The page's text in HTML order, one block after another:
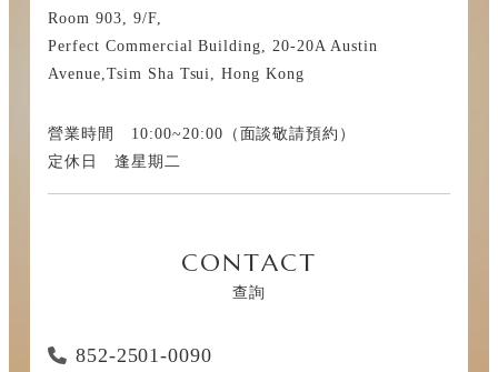
Room 903, 9/F,
Perfect Commercial Building, 20-20A Austin
Avenue,Tsim Sha Tsui, Hong Kong
營業時間 10:00~20:00（面談敬請預約）
定休日 逢星期二
CONTACT
查詢
852-2501-0090